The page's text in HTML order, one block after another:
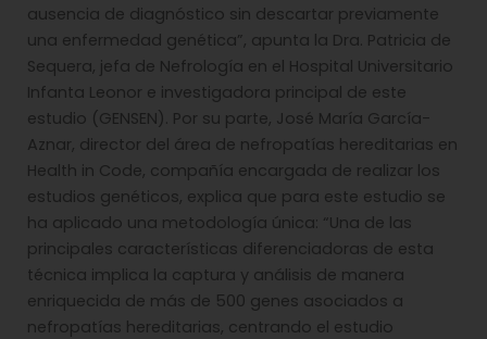
ausencia de diagnóstico sin descartar previamente
una enfermedad genética”, apunta la Dra. Patricia de
Sequera, jefa de Nefrología en el Hospital Universitario
Infanta Leonor e investigadora principal de este
estudio (GENSEN). Por su parte, José María García-
Aznar, director del área de nefropatías hereditarias en
Health in Code, compañía encargada de realizar los
estudios genéticos, explica que para este estudio se
ha aplicado una metodología única: “Una de las
principales características diferenciadoras de esta
técnica implica la captura y análisis de manera
enriquecida de más de 500 genes asociados a
nefropatías hereditarias, centrando el estudio